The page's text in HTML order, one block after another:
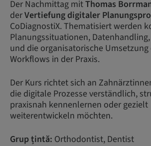
Der Nachmittag mitThomas
derVertiefung digitaler
CoDiagnostiX. Thematisiert werden
Planungssituationen,
und die organisatorische
Workflows in der Praxis.
Der Kurs richtet sich an
die digitale Prozesse verständlich,
praxisnah kennenlernen oder gezielt
weiterentwickeln möchten.
Grup țintă: Orthodontist, Dentist